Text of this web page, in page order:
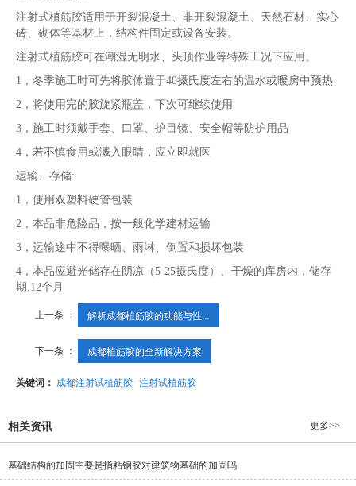
注射式植筋胶适用于开裂混凝土、非开裂混凝土、天然石材、实心
砖、砌体等基材上，结构件固定或设备安装。
注射式植筋胶可在潮湿无明水、头顶作业等特殊工况下应用。
1，冬季施工时可先将胶体置于40摄氏度左右的温水或暖房中预热
2，将使用完的胶旋紧瓶盖，下次可继续使用
3，施工时须戴手套、口罩、护目镜、安全帽等防护用品
4，若不慎食用或溅入眼睛，应立即就医
运输、存储:
1，使用双塑料硬管包装
2，本品非危险品，按一般化学建材运输
3，运输途中不得曝晒、雨淋、倒置和损坏包装
4，本品应避光储存在阴凉（5-25摄氏度）、干燥的库房内，储存
期,12个月
上一条 ： 解析成都植筋胶的功能与性...
下一条 ： 成都植筋胶的全新解决方案
关键词： 成都注射试植筋胶 注射试植筋胶
相关资讯 更多>>
基础结构的加固主要是指粘钢胶对建筑物基础的加固吗